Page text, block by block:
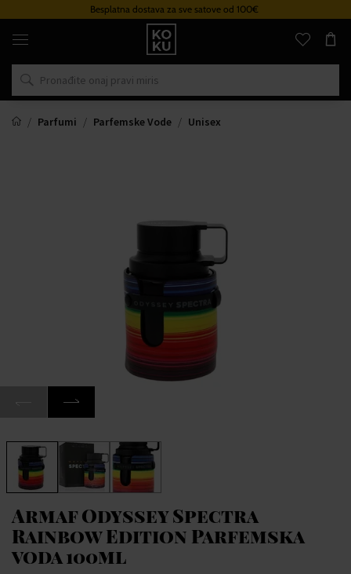
Besplatna dostava za sve satove od 100€
Originalni
parfemi
satovi
na
mjestu
Parfumi
Parfemske Vode Unisex
Armaf Odyssey Spectra
Rainbow Edition Parfemska
voda 100ml